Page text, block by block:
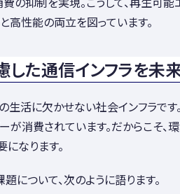
高性能の両立を図っています。
した通信インフラを未
生活に欠かせない社会インフラです
が消費されています。だからこそ、
になります。
について、次のように語ります。